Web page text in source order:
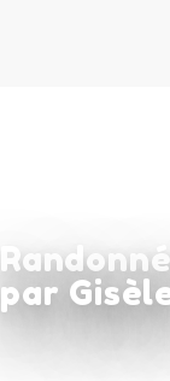
par